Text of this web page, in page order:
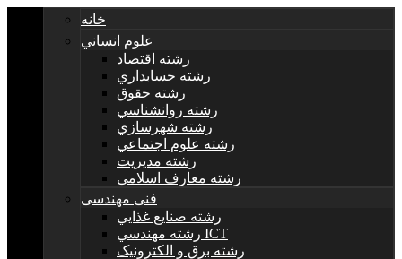
خانه
علوم انساني
رشته اقتصاد
رشته حسابداري
رشته حقوق
رشته روانشناسي
رشته شهرسازي
رشته علوم اجتماعي
رشته مديريت
رشته معارف اسلامی
فنی مهندسی
رشته صنايع غذايي
رشته مهندسي ICT
رشته برق و الکترونيک